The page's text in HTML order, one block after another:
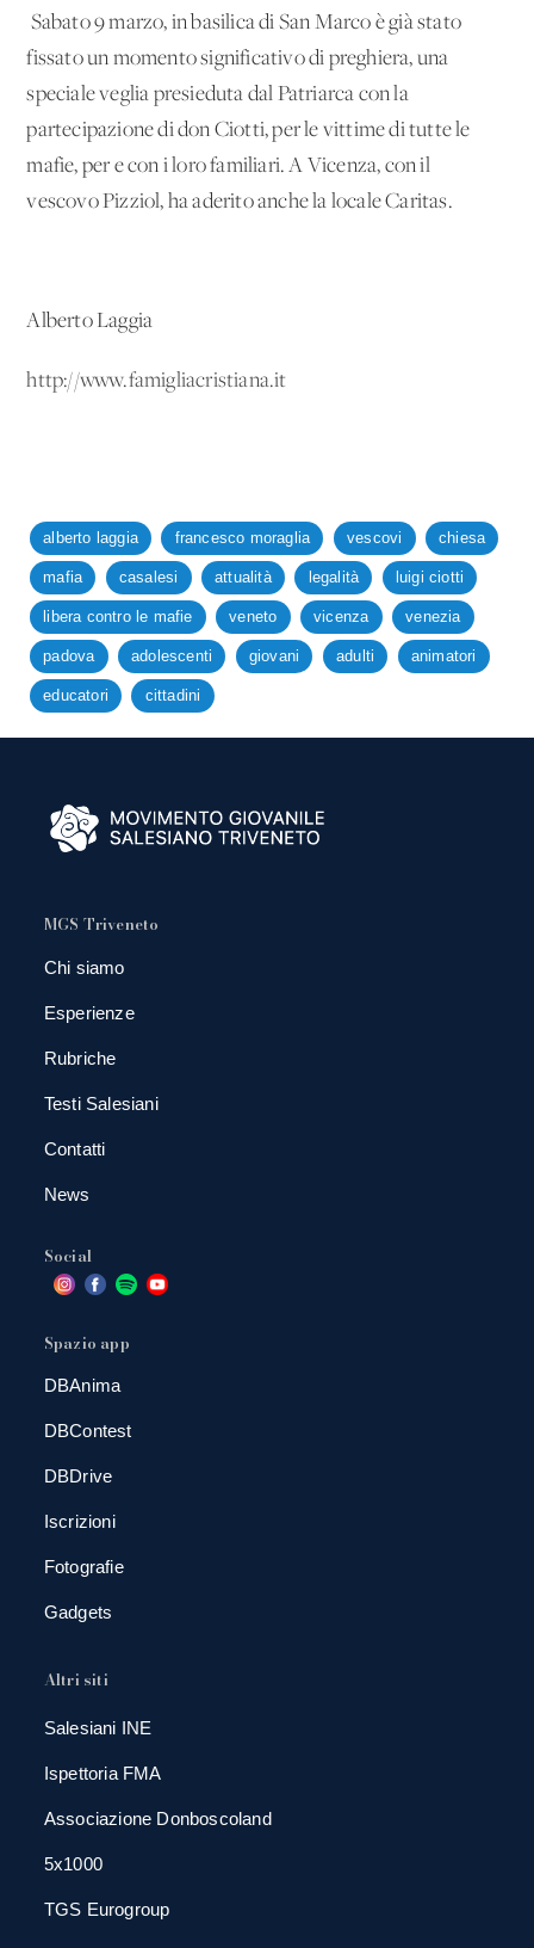
Sabato 9 marzo, in basilica di San Marco è già stato
fissato un momento significativo di preghiera, una
speciale veglia presieduta dal Patriarca con la
partecipazione di don Ciotti, per le vittime di tutte le
mafie, per e con i loro familiari. A Vicenza, con il
vescovo Pizziol, ha aderito anche la locale Caritas.
Alberto Laggia
http://www.famigliacristiana.it
alberto laggia francesco moraglia vescovi chiesa
mafia casalesi attualità legalità luigi ciotti
libera contro le mafie veneto vicenza venezia
padova adolescenti giovani adulti animatori
educatori cittadini
MGS Triveneto
Chi siamo
Esperienze
Rubriche
Testi Salesiani
Contatti
News
Social
Spazio app
DBAnima
DBContest
DBDrive
Iscrizioni
Fotografie
Gadgets
Altri siti
Salesiani INE
Ispettoria FMA
Associazione Donboscoland
5x1000
TGS Eurogroup